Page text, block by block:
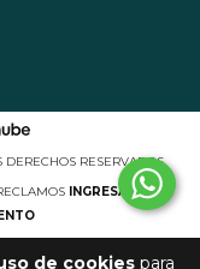
de cookiespara
RESERVADOS.
INGRESÁ ACÁ.